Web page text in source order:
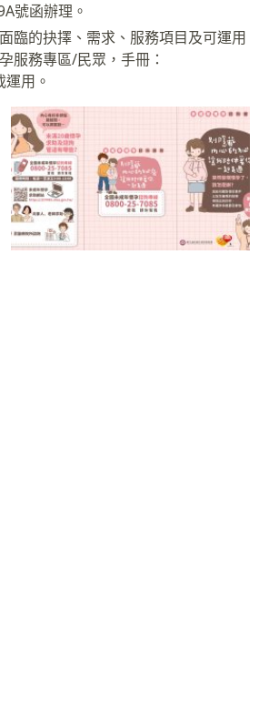
號函辦理。
臨的抉擇、需求、服務項目及可運用
服務專區/民眾，手冊：
用。